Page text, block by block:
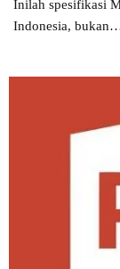
Inilah spesifikasi
Indonesia,